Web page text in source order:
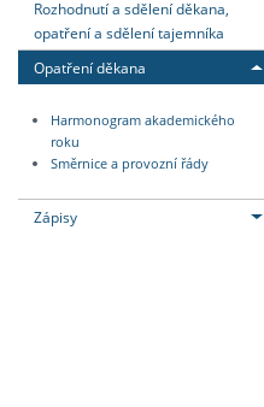
Rozhodnutí a sdělení děkana,
opatření a sdělení tajemníka
Opatření děkana
Harmonogram akademického
roku
Směrnice a provozní řády
Zápisy